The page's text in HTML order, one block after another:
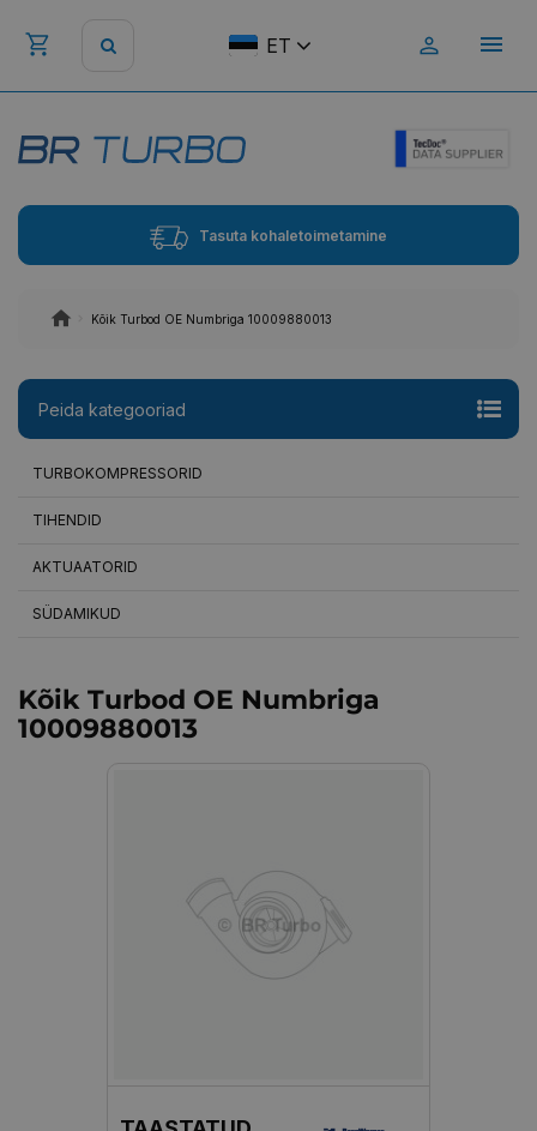
ET
Tasuta kohaletoimetamine
Kõik Turbod OE Numbriga 10009880013
Peida kategooriad
TURBOKOMPRESSORID
TIHENDID
AKTUAATORID
SÜDAMIKUD
Kõik Turbod OE Numbriga
10009880013